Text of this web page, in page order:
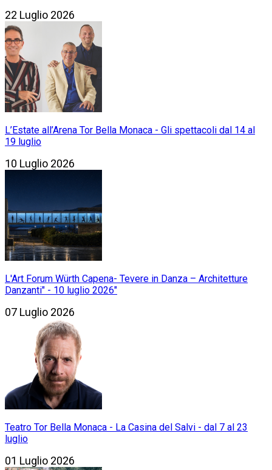
22 Luglio 2026
L’Estate all’Arena Tor Bella Monaca - Gli spettacoli dal 14 al
19 luglio
10 Luglio 2026
L'Art Forum Würth Capena- Tevere in Danza – Architetture
Danzanti" - 10 luglio 2026"
07 Luglio 2026
Teatro Tor Bella Monaca - La Casina del Salvi - dal 7 al 23
luglio
01 Luglio 2026